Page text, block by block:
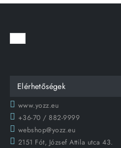
Elérhetőségek
www.yozz.eu
+36-70 / 882-9999
webshop@yozz.eu
2151 Fót, József Attila utca 43.